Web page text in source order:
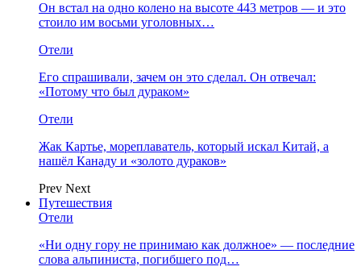
Он встал на одно колено на высоте 443 метров — и это
стоило им восьми уголовных…
Отели
Его спрашивали, зачем он это сделал. Он отвечал:
«Потому что был дураком»
Отели
Жак Картье, мореплаватель, который искал Китай, а
нашёл Канаду и «золото дураков»
Prev Next
Путешествия
Отели
«Ни одну гору не принимаю как должное» — последние
слова альпиниста, погибшего под…